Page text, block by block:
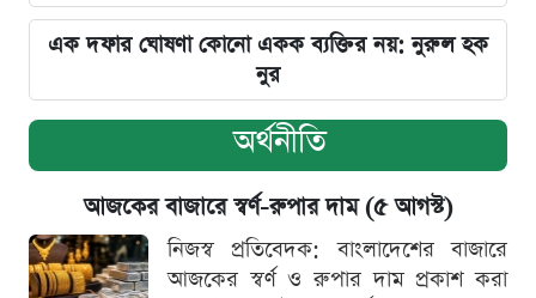
এক দফার ঘোষণা কোনো একক ব্যক্তির নয়: নুরুল হক
নুর
অর্থনীতি
আজকের বাজারে স্বর্ণ-রুপার দাম (৫ আগস্ট)
নিজস্ব প্রতিবেদক: বাংলাদেশের বাজারে
আজকের স্বর্ণ ও রুপার দাম প্রকাশ করা